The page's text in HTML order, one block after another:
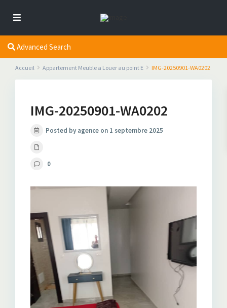
Advanced Search
Accueil Appartement Meuble a Louer au point E IMG-20250901-WA0202
IMG-20250901-WA0202
Posted by agence on 1 septembre 2025
0